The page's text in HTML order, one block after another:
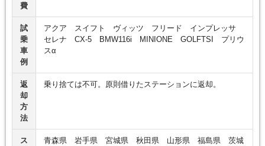
費
試
乗
車
例
アクア スイフト ヴィッツ フリード インプレッサ
セレナ CX-5 BMW116i MINIONE GOLFTSI プリウ
スα
返
却
方
法
乗り捨ては不可。原則借りたステーションに返却。
ス
青森県 岩手県 宮城県 秋田県 山形県 福島県 茨城